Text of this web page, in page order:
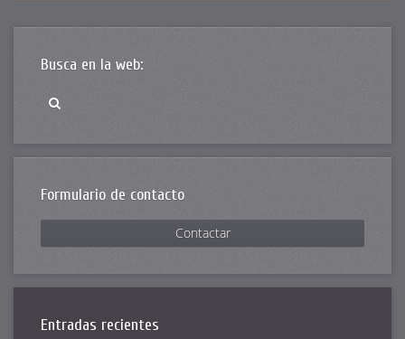
Busca en la web:
Formulario de contacto
Contactar
Entradas recientes